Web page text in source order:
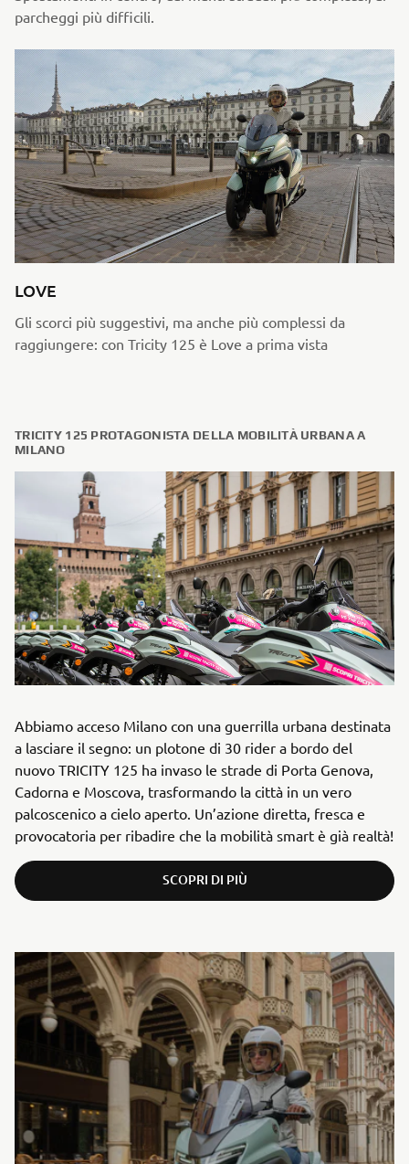
parcheggi più difficili.
LOVE
Gli scorci più suggestivi, ma anche più complessi da
raggiungere: con Tricity 125 è Love a prima vista
TRICITY 125 PROTAGONISTA DELLA MOBILITÀ URBANA A
MILANO
Abbiamo acceso Milano con una guerrilla urbana destinata
a lasciare il segno: un plotone di 30 rider a bordo del
nuovo TRICITY 125 ha invaso le strade di Porta Genova,
Cadorna e Moscova, trasformando la città in un vero
palcoscenico a cielo aperto. Un’azione diretta, fresca e
provocatoria per ribadire che la mobilità smart è già realtà!
SCOPRI DI PIÙ